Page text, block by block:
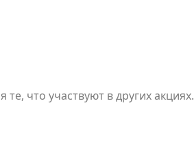
что участвуют в других акциях.